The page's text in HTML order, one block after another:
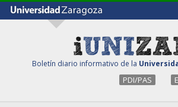
Boletín diario informativo de la
PDI/PAS